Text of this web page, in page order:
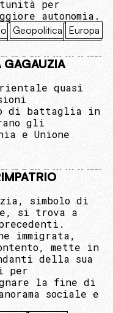
per
autonomia.
Geopolitica Europa
quasi
di battaglia in
gli
e Unione
simbolo di
si trova a
immigrata,
mette in
della sua
per
la fine di
sociale e